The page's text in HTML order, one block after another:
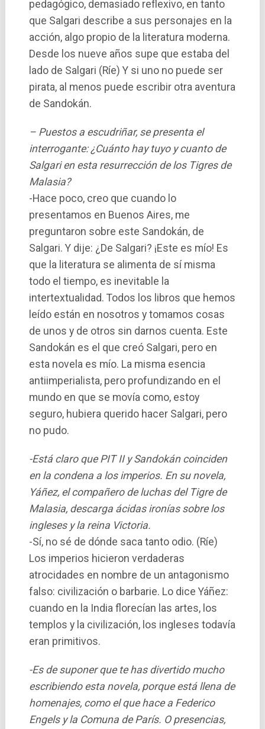
pedagógico, demasiado reflexivo, en tanto
que Salgari describe a sus personajes en la
acción, algo propio de la literatura moderna.
Desde los nueve años supe que estaba del
lado de Salgari (Rí­e) Y si uno no puede ser
pirata, al menos puede escribir otra aventura
de Sandokán.
– Puestos a escudriñar, se presenta el
interrogante: ¿Cuánto hay tuyo y cuanto de
Salgari en esta resurrección de los Tigres de
Malasia?
-Hace poco, creo que cuando lo
presentamos en Buenos Aires, me
preguntaron sobre este Sandokán, de
Salgari. Y dije: ¿De Salgari? ¡Este es mí­o! Es
que la literatura se alimenta de sí­ misma
todo el tiempo, es inevitable la
intertextualidad. Todos los libros que hemos
leí­do están en nosotros y tomamos cosas
de unos y de otros sin darnos cuenta. Este
Sandokán es el que creó Salgari, pero en
esta novela es mí­o. La misma esencia
antiimperialista, pero profundizando en el
mundo en que se moví­a como, estoy
seguro, hubiera querido hacer Salgari, pero
no pudo.
-Está claro que PIT II y Sandokán coinciden
en la condena a los imperios. En su novela,
Yáñez, el compañero de luchas del Tigre de
Malasia, descarga ácidas ironí­as sobre los
ingleses y la reina Victoria.
-Sí­, no sé de dónde saca tanto odio. (Rí­e)
Los imperios hicieron verdaderas
atrocidades en nombre de un antagonismo
falso: civilización o barbarie. Lo dice Yáñez:
cuando en la India florecí­an las artes, los
templos y la civilización, los ingleses todaví­a
eran primitivos.
-Es de suponer que te has divertido mucho
escribiendo esta novela, porque está llena de
homenajes, como el que hace a Federico
Engels y la Comuna de Parí­s. O presencias,